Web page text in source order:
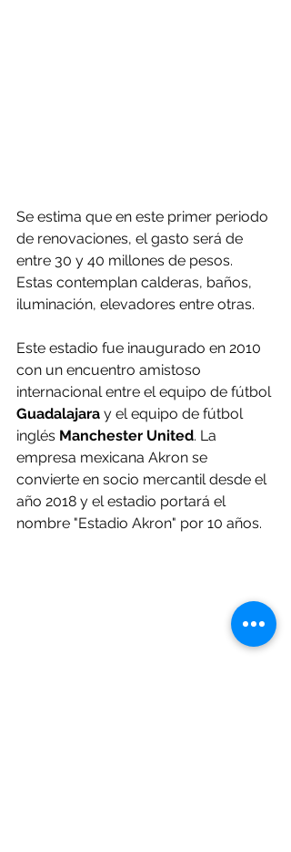
Se estima que en este primer periodo
de renovaciones, el gasto será de
entre 30 y 40 millones de pesos.
Estas contemplan calderas, baños,
iluminación, elevadores entre otras.
Este estadio fue inaugurado en 2010
con un encuentro amistoso
internacional entre el equipo de fútbol
Guadalajara y el equipo de fútbol
inglés Manchester United. La
empresa mexicana Akron se
convierte en socio mercantil desde el
año 2018 y el estadio portará el
nombre "Estadio Akron" por 10 años.